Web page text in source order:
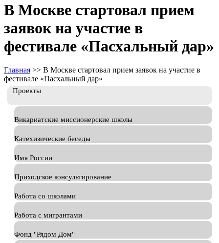
В Москве стартовал прием
заявок на участие в
фестивале «Пасхальный дар»
Главная >> В Москве стартовал прием заявок на участие в
фестивале «Пасхальный дар»
Проекты
Викариатские миссионерские школы
Катехизические беседы
Имя России
Приходское консультирование
Работа со школами
Работа с мигрантами
Фонд "Рядом Дом"